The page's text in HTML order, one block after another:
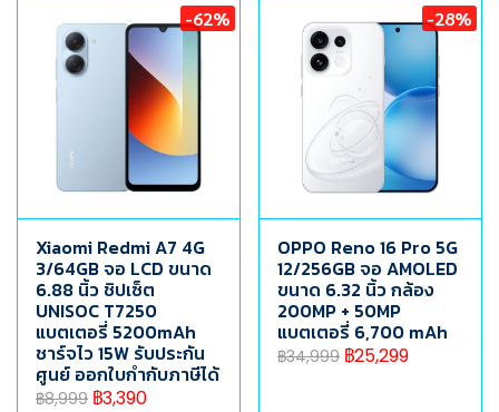
-62%
Xiaomi Redmi A7 4G
3/64GB จอ LCD ขนาด
6.88 นิ้ว ชิปเซ็ต
UNISOC T7250
แบตเตอรี่ 5200mAh
ชาร์จไว 15W รับประกัน
ศูนย์ ออกใบกำกับภาษีได้
฿8,999 ฿3,390
-28%
OPPO Reno 16 Pro 5G
12/256GB จอ AMOLED
ขนาด 6.32 นิ้ว กล้อง
200MP + 50MP
แบตเตอรี่ 6,700 mAh
฿34,999 ฿25,299